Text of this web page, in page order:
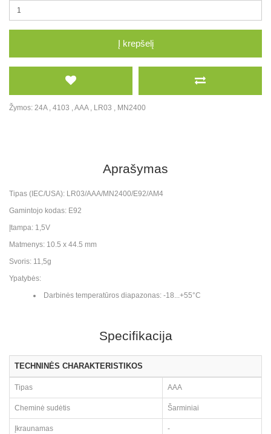
Į krepšelį
Žymos: 24A, 4103 ,AAA, LR03 , MN2400
Aprašymas
Tipas (IEC/USA): LR03/AAA/MN2400/E92/AM4
Gamintojo kodas: E92
Įtampa: 1,5V
Matmenys: 10.5 x 44.5 mm
Svoris: 11,5g
Ypatybės:
Darbinės temperatūros diapazonas: -18...+55°C
Specifikacija
TECHNINĖS CHARAKTERISTIKOS
Tipas AAA
Cheminė sudėtis Šarminiai
Įkraunamas -